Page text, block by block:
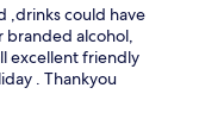
,drinks could have
branded alcohol,
excellent friendly
. Thankyou